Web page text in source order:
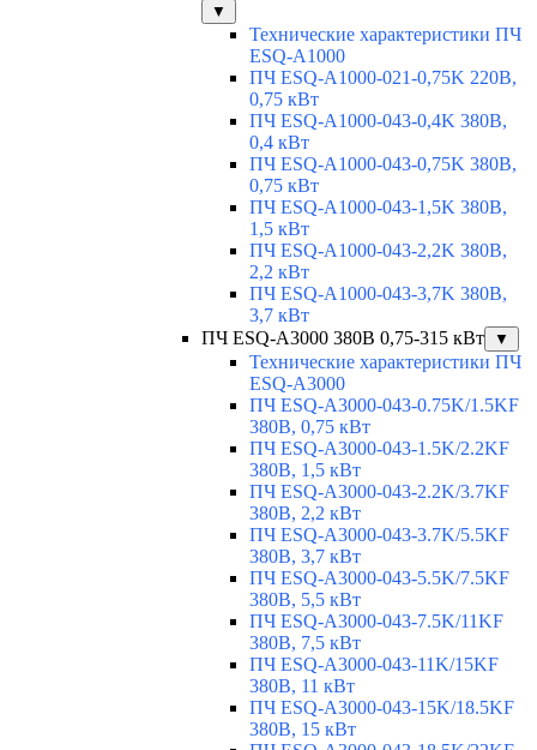
▼
Технические характеристики ПЧ
ESQ-A1000
ПЧ ESQ-A1000-021-0,75K 220В,
0,75 кВт
ПЧ ESQ-A1000-043-0,4K 380В,
0,4 кВт
ПЧ ESQ-A1000-043-0,75K 380В,
0,75 кВт
ПЧ ESQ-A1000-043-1,5K 380В,
1,5 кВт
ПЧ ESQ-A1000-043-2,2K 380В,
2,2 кВт
ПЧ ESQ-A1000-043-3,7K 380В,
3,7 кВт
ПЧ ESQ-A3000 380В 0,75-315 кВт
▼
Технические характеристики ПЧ
ESQ-A3000
ПЧ ESQ-A3000-043-0.75K/1.5KF
380В, 0,75 кВт
ПЧ ESQ-A3000-043-1.5K/2.2KF
380В, 1,5 кВт
ПЧ ESQ-A3000-043-2.2K/3.7KF
380В, 2,2 кВт
ПЧ ESQ-A3000-043-3.7K/5.5KF
380В, 3,7 кВт
ПЧ ESQ-A3000-043-5.5K/7.5KF
380В, 5,5 кВт
ПЧ ESQ-A3000-043-7.5K/11KF
380В, 7,5 кВт
ПЧ ESQ-A3000-043-11K/15KF
380В, 11 кВт
ПЧ ESQ-A3000-043-15K/18.5KF
380В, 15 кВт